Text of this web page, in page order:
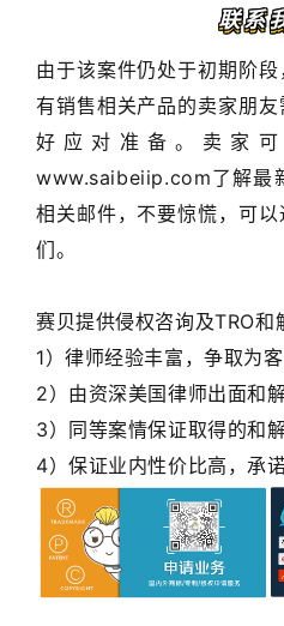
联系
由于该案件仍处于初期阶段
有销售相关产品的卖家朋
好应对准备。卖家
www.saibeiip.com了解最
相关邮件，不要惊慌，可
们。
赛贝提供侵权咨询及TRO和
1）律师经验丰富，争取为
2）由资深美国律师出面和解
3）同等案情保证取得的和
4）保证业内性价比高，承